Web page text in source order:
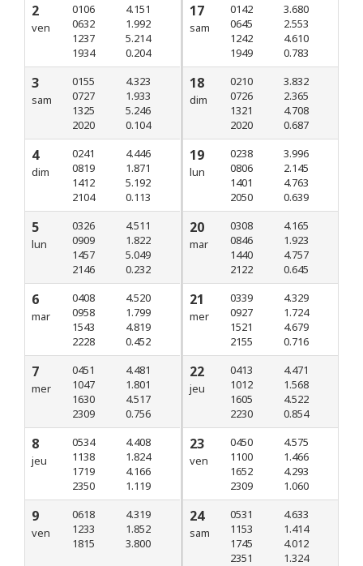
2
ven
0106
0632
1237
1934
4.151
1.992
5.214
0.204
3
sam
0155
0727
1325
2020
4.323
1.933
5.246
0.104
4
dim
0241
0819
1412
2104
4.446
1.871
5.192
0.113
5
lun
0326
0909
1457
2146
4.511
1.822
5.049
0.232
6
mar
0408
0958
1543
2228
4.520
1.799
4.819
0.452
7
mer
0451
1047
1630
2309
4.481
1.801
4.517
0.756
8
jeu
0534
1138
1719
2350
4.408
1.824
4.166
1.119
9
ven
0618
1233
1815
4.319
1.852
3.800
17
sam
0142
0645
1242
1949
3.680
2.553
4.610
0.783
18
dim
0210
0726
1321
2020
3.832
2.365
4.708
0.687
19
lun
0238
0806
1401
2050
3.996
2.145
4.763
0.639
20
mar
0308
0846
1440
2122
4.165
1.923
4.757
0.645
21
mer
0339
0927
1521
2155
4.329
1.724
4.679
0.716
22
jeu
0413
1012
1605
2230
4.471
1.568
4.522
0.854
23
ven
0450
1100
1652
2309
4.575
1.466
4.293
1.060
24
sam
0531
1153
1745
2351
4.633
1.414
4.012
1.324